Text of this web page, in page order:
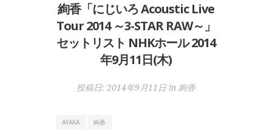
絢香「にじいろ Acoustic Live
Tour 2014 ～3-STAR RAW～」
セットリスト NHKホール 2014
年9月11日(木)
投稿日: 2014年9月11日 in 絢香
AYAKA 絢香